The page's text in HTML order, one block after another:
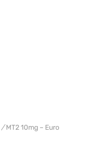
/MT2 10mg – Euro